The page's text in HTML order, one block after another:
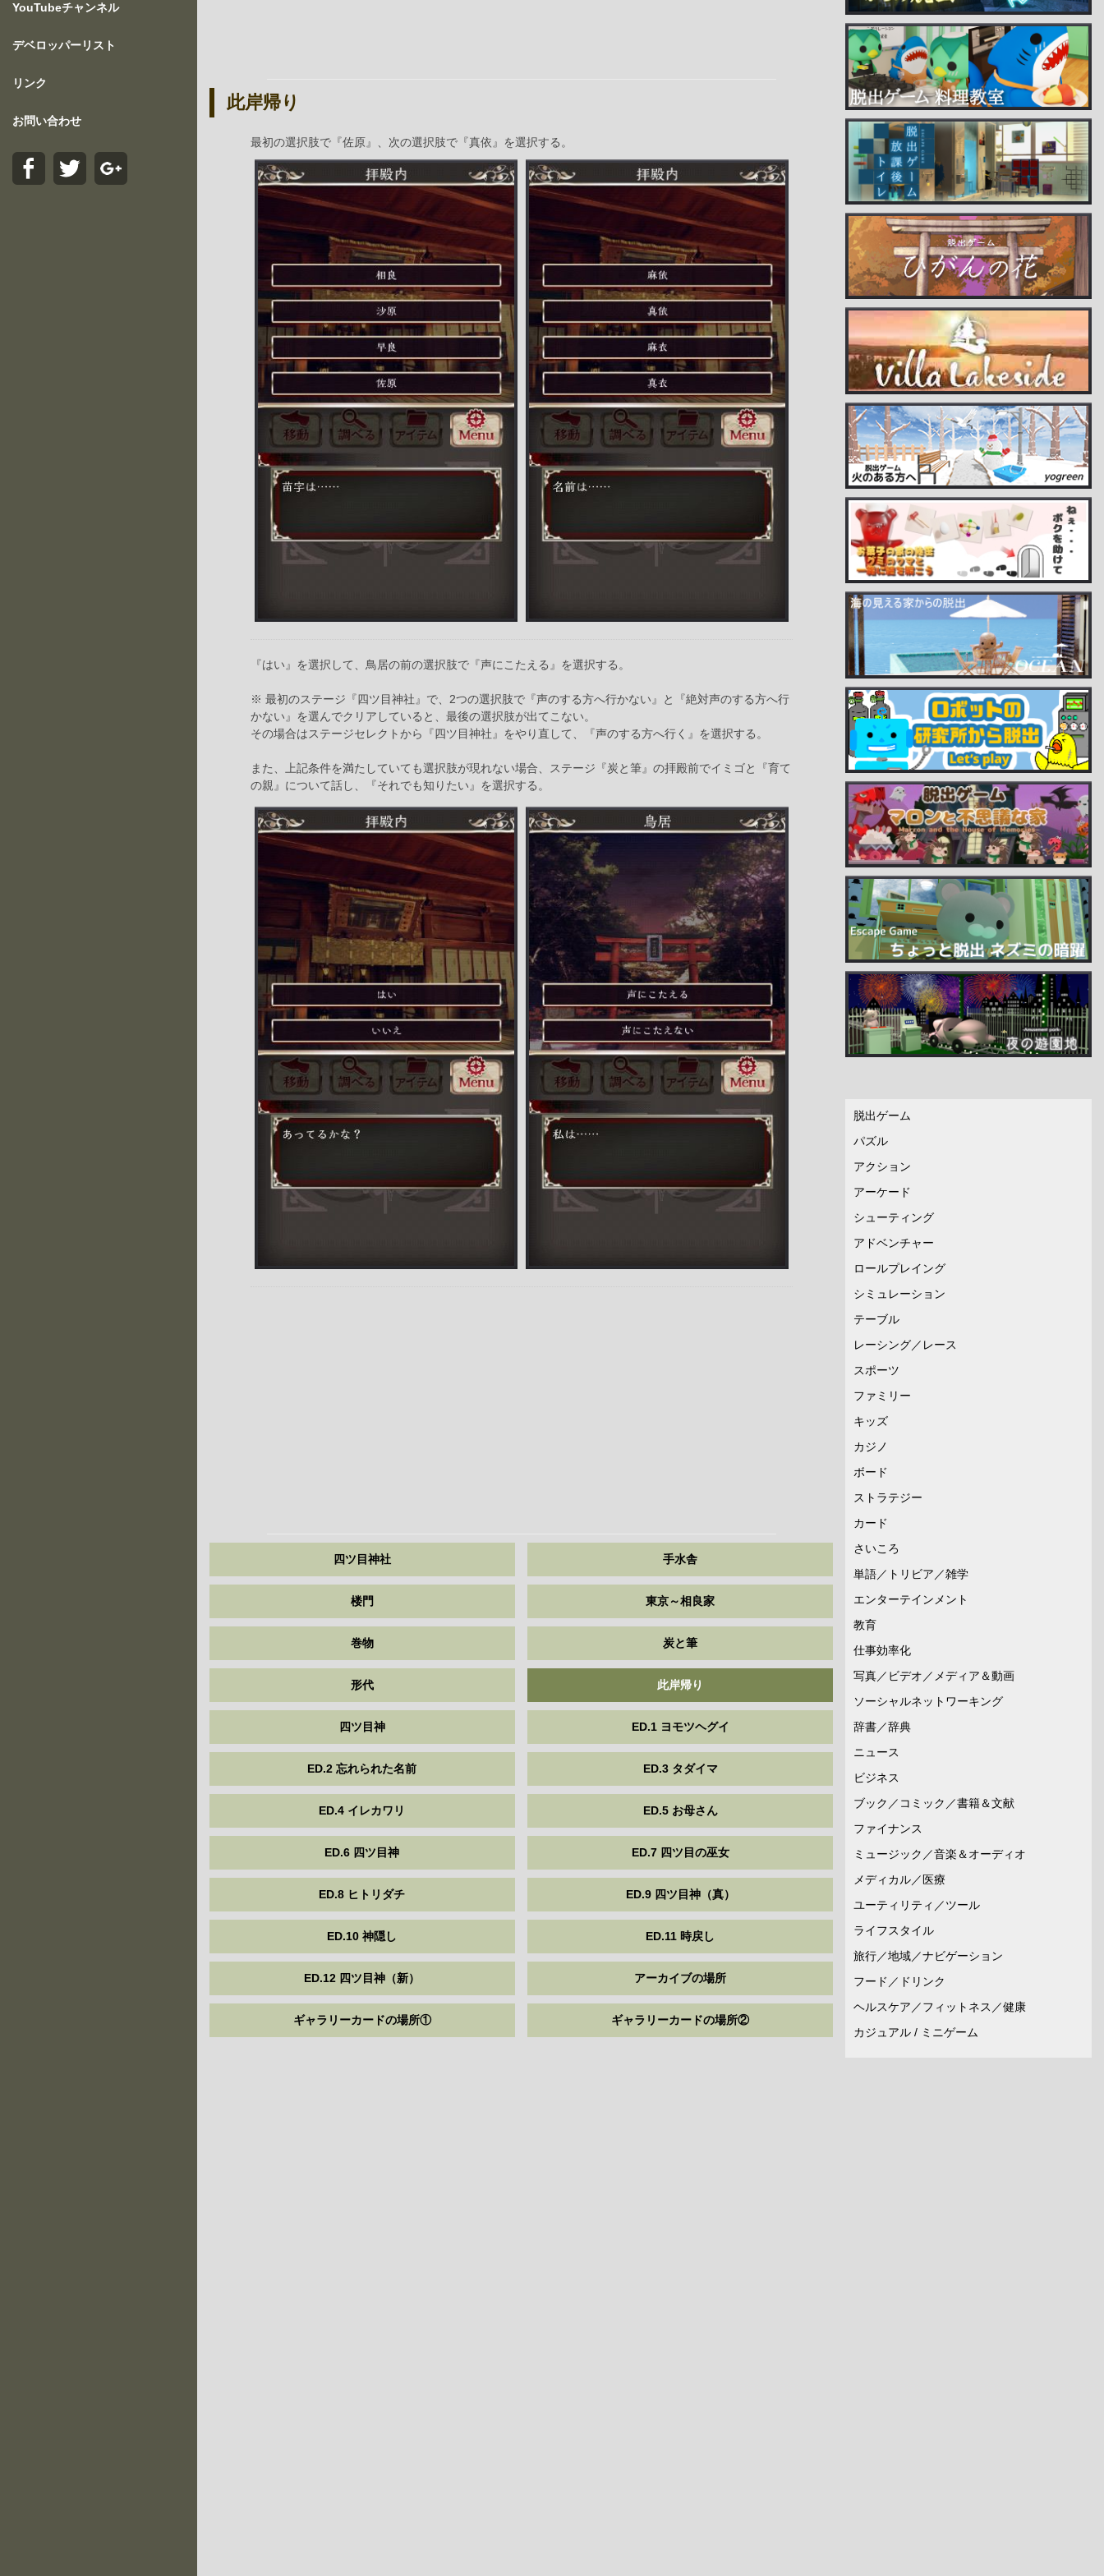
YouTubeチャンネル
デベロッパーリスト
リンク
お問い合わせ
此岸帰り
最初の選択肢で『佐原』、次の選択肢で『真依』を選択する。
『はい』を選択して、鳥居の前の選択肢で『声にこたえる』を選択する。
※ 最初のステージ『四ツ目神社』で、2つの選択肢で『声のする方へ行かない』と『絶対声のする方へ行
かない』を選んでクリアしていると、最後の選択肢が出てこない。
その場合はステージセレクトから『四ツ目神社』をやり直して、『声のする方へ行く』を選択する。
また、上記条件を満たしていても選択肢が現れない場合、ステージ『炭と筆』の拝殿前でイミゴと『育て
の親』について話し、『それでも知りたい』を選択する。
四ツ目神社 手水舎
楼門 東京～相良家
巻物 炭と筆
形代 此岸帰り
四ツ目神 ED.1 ヨモツヘグイ
ED.2 忘れられた名前 ED.3 タダイマ
ED.4 イレカワリ ED.5 お母さん
ED.6 四ツ目神 ED.7 四ツ目の巫女
ED.8 ヒトリダチ ED.9 四ツ目神（真）
ED.10 神隠し ED.11 時戻し
ED.12 四ツ目神（新） アーカイブの場所
ギャラリーカードの場所① ギャラリーカードの場所②
脱出ゲーム
パズル
アクション
アーケード
シューティング
アドベンチャー
ロールプレイング
シミュレーション
テーブル
レーシング／レース
スポーツ
ファミリー
キッズ
カジノ
ボード
ストラテジー
カード
さいころ
単語／トリビア／雑学
エンターテインメント
教育
仕事効率化
写真／ビデオ／メディア＆動画
ソーシャルネットワーキング
辞書／辞典
ニュース
ビジネス
ブック／コミック／書籍＆文献
ファイナンス
ミュージック／音楽＆オーディオ
メディカル／医療
ユーティリティ／ツール
ライフスタイル
旅行／地域／ナビゲーション
フード／ドリンク
ヘルスケア／フィットネス／健康
カジュアル / ミニゲーム